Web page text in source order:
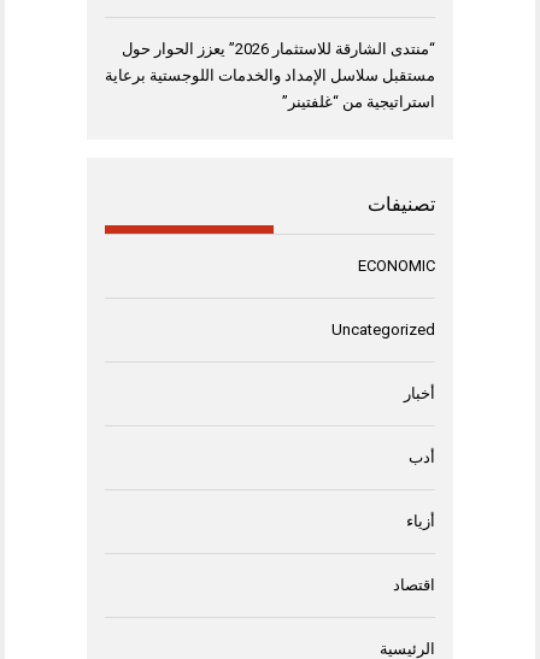
“منتدى الشارقة للاستثمار 2026” يعزز الحوار حول
مستقبل سلاسل الإمداد والخدمات اللوجستية برعاية
استراتيجية من “غلفتينر”
تصنيفات
ECONOMIC
Uncategorized
أخبار
أدب
أزياء
اقتصاد
الرئيسية